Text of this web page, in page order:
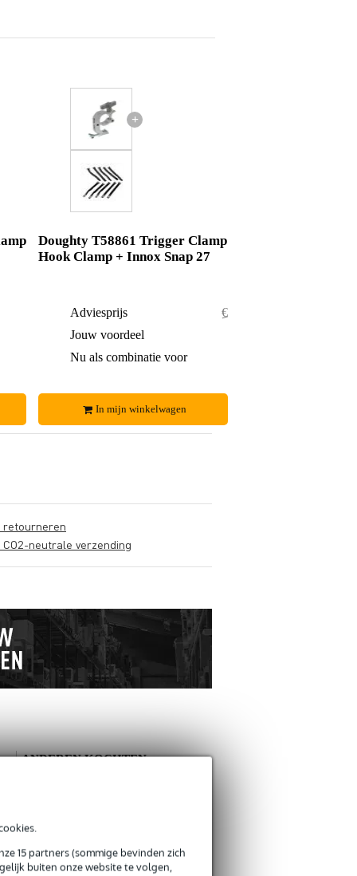
15 partners (sommige bevinden zich
buiten onze website te volgen,
+
Doughty T58861 Trigger Clamp
Hook Clamp + Innox Snap 27
Adviesprijs
€ 52,50
Jouw voordeel
Nu als combinatie voor
In mijn winkelwagen
retourneren
CO2-neutrale verzending
Je naam
ANDEREN KOCHTEN